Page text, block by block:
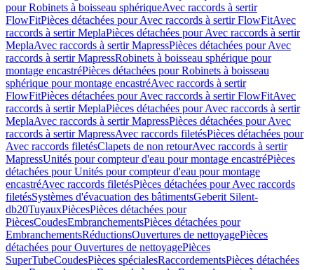
pour Robinets à boisseau sphériqueAvec raccords à sertir
FlowFitPièces détachées pour Avec raccords à sertir FlowFitAvec
raccords à sertir MeplaPièces détachées pour Avec raccords à sertir
MeplaAvec raccords à sertir MapressPièces détachées pour Avec
raccords à sertir MapressRobinets à boisseau sphérique pour
montage encastréPièces détachées pour Robinets à boisseau
sphérique pour montage encastréAvec raccords à sertir
FlowFitPièces détachées pour Avec raccords à sertir FlowFitAvec
raccords à sertir MeplaPièces détachées pour Avec raccords à sertir
MeplaAvec raccords à sertir MapressPièces détachées pour Avec
raccords à sertir MapressAvec raccords filetésPièces détachées pour
Avec raccords filetésClapets de non retourAvec raccords à sertir
MapressUnités pour compteur d'eau pour montage encastréPièces
détachées pour Unités pour compteur d'eau pour montage
encastréAvec raccords filetésPièces détachées pour Avec raccords
filetésSystèmes d'évacuation des bâtimentsGeberit Silent-
db20TuyauxPiècesPièces détachées pour
PiècesCoudesEmbranchementsPièces détachées pour
EmbranchementsRéductionsOuvertures de nettoyagePièces
détachées pour Ouvertures de nettoyagePièces
SuperTubeCoudesPièces spécialesRaccordementsPièces détachées